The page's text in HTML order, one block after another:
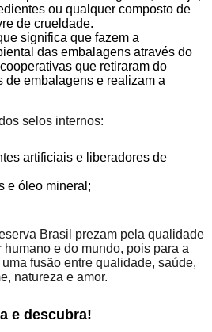
ou qualquer composto de
de crueldade.
significa que fazem a
das embalagens através do
que retiraram do
de embalagens e realizam a
selos internos:
artificiais e liberadores de
e óleo mineral;
Brasil prezam pela qualidade
humano e do mundo, pois para a
fusão entre qualidade, saúde,
natureza e amor.
e descubra!